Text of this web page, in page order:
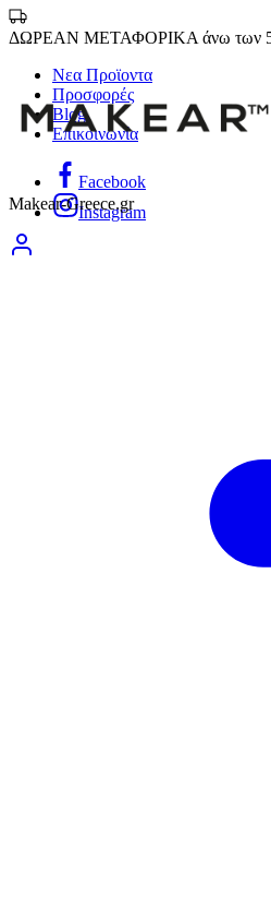
ΔΩΡΕΑΝ ΜΕΤΑΦΟΡΙΚΑ άνω των
Νεα Προϊοντα
Προσφορές
Blog
Επικοινωνία
Facebook
Instagram
Makear-Greece.gr